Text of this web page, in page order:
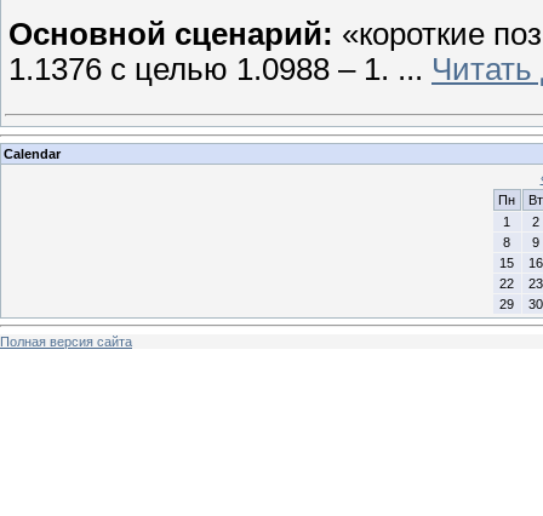
Основной сценарий: «короткие
1.1376 с целью 1.0988 – 1. ...
Calendar
Пн
Вт
1
2
8
9
15
16
22
23
29
30
Полная версия сайта